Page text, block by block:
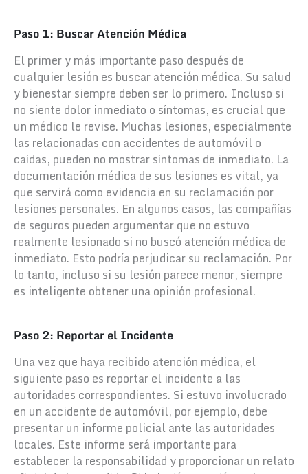
Paso 1: Buscar Atención Médica
El primer y más importante paso después de
cualquier lesión es buscar atención médica. Su salud
y bienestar siempre deben ser lo primero. Incluso si
no siente dolor inmediato o síntomas, es crucial que
un médico le revise. Muchas lesiones, especialmente
las relacionadas con accidentes de automóvil o
caídas, pueden no mostrar síntomas de inmediato. La
documentación médica de sus lesiones es vital, ya
que servirá como evidencia en su reclamación por
lesiones personales. En algunos casos, las compañías
de seguros pueden argumentar que no estuvo
realmente lesionado si no buscó atención médica de
inmediato. Esto podría perjudicar su reclamación. Por
lo tanto, incluso si su lesión parece menor, siempre
es inteligente obtener una opinión profesional.
Paso 2: Reportar el Incidente
Una vez que haya recibido atención médica, el
siguiente paso es reportar el incidente a las
autoridades correspondientes. Si estuvo involucrado
en un accidente de automóvil, por ejemplo, debe
presentar un informe policial ante las autoridades
locales. Este informe será importante para
establecer la responsabilidad y proporcionar un relato